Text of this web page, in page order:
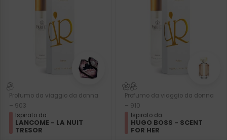
Profumo da viaggio da donna
– 903
Ispirato da:
LANCOME - LA NUIT
TRESOR
Profumo da viaggio da donna
– 910
Ispirato da:
HUGO BOSS - SCENT
FOR HER